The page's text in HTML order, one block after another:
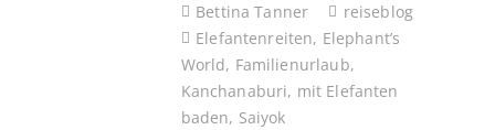
Bettina Tanner
reiseblog
Elefantenreiten, Elephant’s
World, Familienurlaub,
Kanchanaburi, mit Elefanten
baden, Saiyok